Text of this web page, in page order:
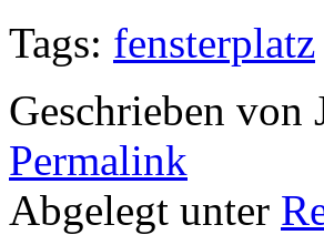
Tags: fensterplatz
Geschrieben von
Permalink
Abgelegt unter